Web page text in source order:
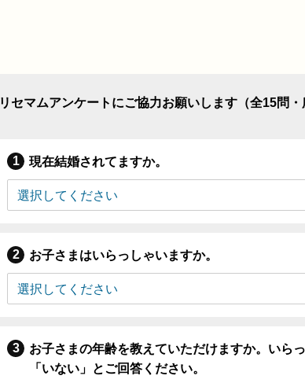
リセマムアンケートにご協力お願いします（全15問・
現在結婚されてますか。
お子さまはいらっしゃいますか。
お子さまの年齢を教えていただけますか。いら
「いない」とご回答ください。